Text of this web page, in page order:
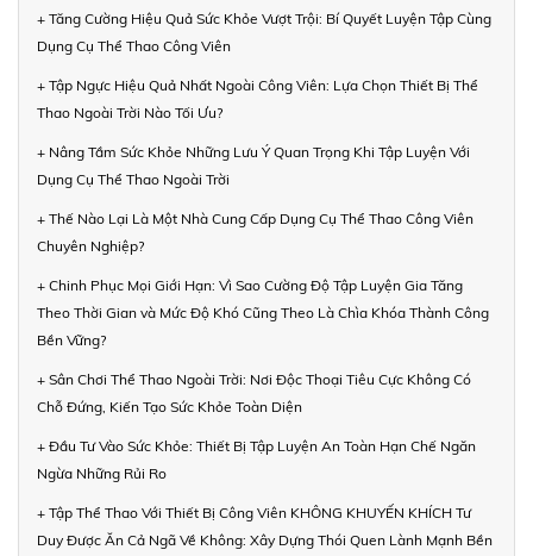
+ Tăng Cường Hiệu Quả Sức Khỏe Vượt Trội: Bí Quyết Luyện Tập Cùng
Dụng Cụ Thể Thao Công Viên
+ Tập Ngực Hiệu Quả Nhất Ngoài Công Viên: Lựa Chọn Thiết Bị Thể
Thao Ngoài Trời Nào Tối Ưu?
+ Nâng Tầm Sức Khỏe Những Lưu Ý Quan Trọng Khi Tập Luyện Với
Dụng Cụ Thể Thao Ngoài Trời
+ Thế Nào Lại Là Một Nhà Cung Cấp Dụng Cụ Thể Thao Công Viên
Chuyên Nghiệp?
+ Chinh Phục Mọi Giới Hạn: Vì Sao Cường Độ Tập Luyện Gia Tăng
Theo Thời Gian và Mức Độ Khó Cũng Theo Là Chìa Khóa Thành Công
Bền Vững?
+ Sân Chơi Thể Thao Ngoài Trời: Nơi Độc Thoại Tiêu Cực Không Có
Chỗ Đứng, Kiến Tạo Sức Khỏe Toàn Diện
+ Đầu Tư Vào Sức Khỏe: Thiết Bị Tập Luyện An Toàn Hạn Chế Ngăn
Ngừa Những Rủi Ro
+ Tập Thể Thao Với Thiết Bị Công Viên KHÔNG KHUYẾN KHÍCH Tư
Duy Được Ăn Cả Ngã Về Không: Xây Dựng Thói Quen Lành Mạnh Bền